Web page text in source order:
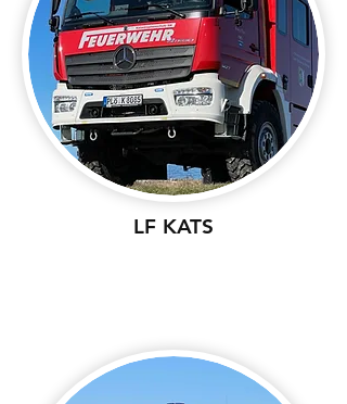
LF KATS